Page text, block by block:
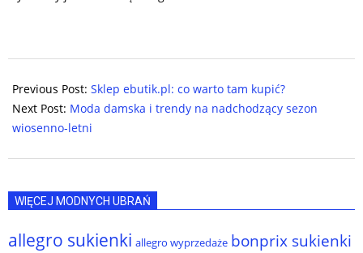
12-
13
Previous Post: Sklep ebutik.pl: co warto tam kupić?
Next Post: Moda damska i trendy na nadchodzący sezon
wiosenno-letni
WIĘCEJ MODNYCH UBRAŃ
allegro sukienki allegro wyprzedaże bonprix sukienki